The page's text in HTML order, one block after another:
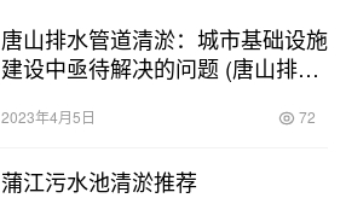
唐山排水管道清淤：城市基础设施
建设中亟待解决的问题 (唐山排水
2023年4月5日 72
蒲江污水池清淤推荐